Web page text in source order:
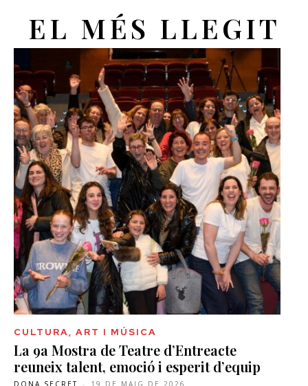
EL MÉS LLEGIT
CULTURA, ART I MÚSICA
La 9a Mostra de Teatre d’Entreacte
reuneix talent, emoció i esperit d’equip
DONA SECRET - 19 DE MAIG DE 2026